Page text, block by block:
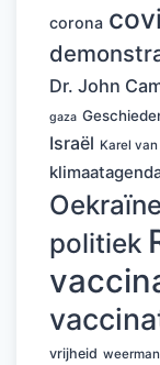
corona
Dr. John
gaza
Israël Karel
Oekraïne
politiek
vrijheid